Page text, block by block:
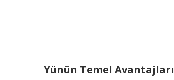
Yünün Temel Avantajları